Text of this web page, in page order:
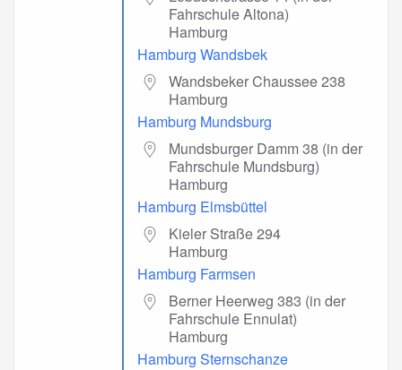
Fahrschule Altona)
Hamburg
Hamburg Wandsbek
Wandsbeker Chaussee 238
Hamburg
Hamburg Mundsburg
Mundsburger Damm 38 (in der
Fahrschule Mundsburg)
Hamburg
Hamburg Elmsbüttel
Kieler Straße 294
Hamburg
Hamburg Farmsen
Berner Heerweg 383 (in der
Fahrschule Ennulat)
Hamburg
Hamburg Sternschanze